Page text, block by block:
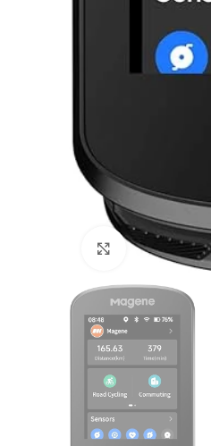
Click to enlarge